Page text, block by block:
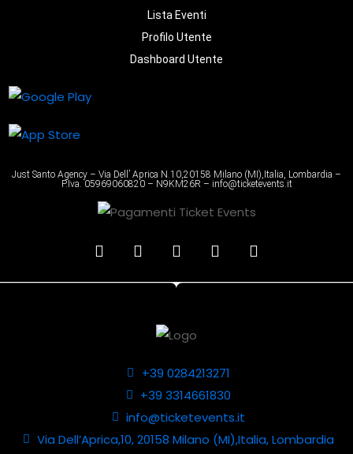
Lista Eventi
Profilo Utente
Dashboard Utente
Just Santo Agency – Via Dell’ Aprica N.10,20158 Milano (MI),Italia, Lombardia –
P.Iva. 05969060820 – N9KM26R – info@ticketevents.it
+39 0284213271
+39 3314661830
info@ticketevents.it
Via Dell’Aprica,10, 20158 Milano (MI),Italia, Lombardia